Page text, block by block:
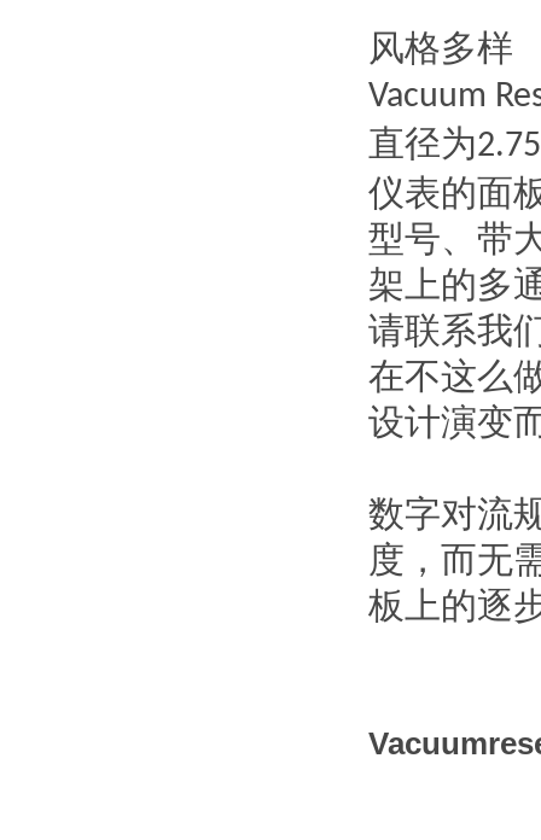
风格多样
Vacuum
直径为2.75
仪表的面
型号、带
架上的多
请联系我
在不这么
设计演变
数字对流
度，而无
板上的逐